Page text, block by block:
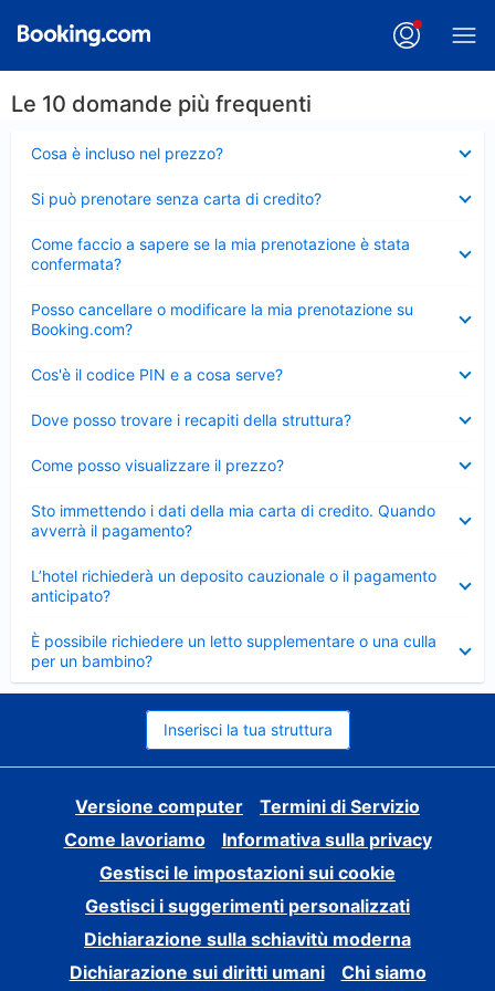
Le 10 domande più frequenti
Cosa è incluso nel prezzo?
chiuso
Si può prenotare senza carta di credito?
chiuso
Come faccio a sapere se la mia prenotazione è stata
confermata?
chiuso
Posso cancellare o modificare la mia prenotazione su
Booking.com?
chiuso
Cos'è il codice PIN e a cosa serve?
chiuso
Dove posso trovare i recapiti della struttura?
chiuso
Come posso visualizzare il prezzo?
chiuso
Sto immettendo i dati della mia carta di credito. Quando
avverrà il pagamento?
chiuso
L’hotel richiederà un deposito cauzionale o il pagamento
anticipato?
chiuso
È possibile richiedere un letto supplementare o una culla
per un bambino?
Elemento
chiuso
Inserisci la tua struttura
Versione computer
Termini di Servizio
Come lavoriamo
Informativa sulla privacy
Gestisci le impostazioni sui cookie
Gestisci i suggerimenti personalizzati
Dichiarazione sulla schiavitù moderna
Dichiarazione sui diritti umani
Chi siamo